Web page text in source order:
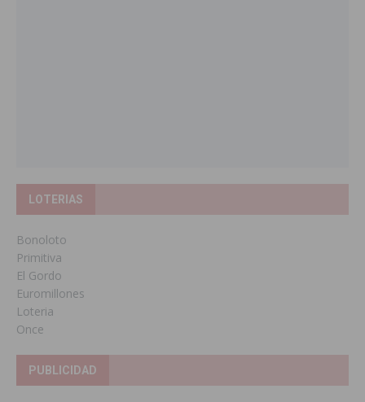
LOTERIAS
Bonoloto
Primitiva
El Gordo
Euromillones
Loteria
Once
PUBLICIDAD